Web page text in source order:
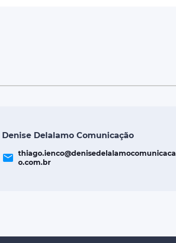
Denise Delalamo Comunicação
email thiago.ienco@denisedelalamocomunicaca
o.com.br